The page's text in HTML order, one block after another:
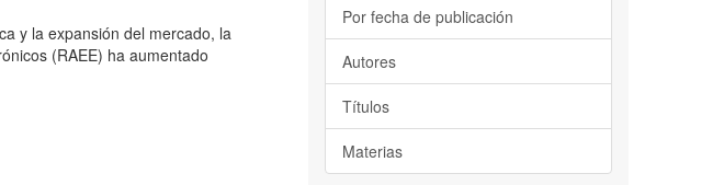
y la expansión del mercado, la
(RAEE) ha aumentado
Por fecha de publicación
Autores
Títulos
Materias